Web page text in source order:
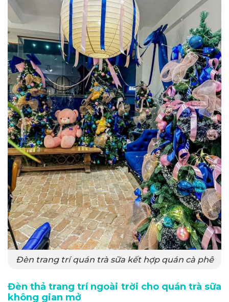
Đèn trang trí quán trà sữa kết hợp quán cà phê
Đèn thả trang trí ngoài trời cho quán trà sữa
không gian mở